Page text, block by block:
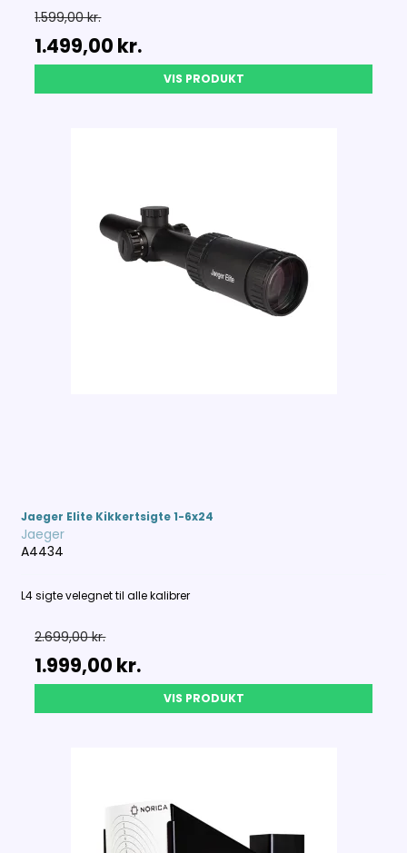
1.599,00 kr.
1.499,00 kr.
VIS PRODUKT
Jaeger Elite Kikkertsigte 1-6x24
Jaeger
A4434
L4 sigte velegnet til alle kalibrer
2.699,00 kr.
1.999,00 kr.
VIS PRODUKT